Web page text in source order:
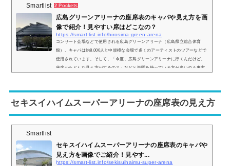
Smartlist 2 Pockets
広島グリーンアリーナの座席表のキャパや見え方を画
像で紹介！見やすい席はどこなの？
https://smart-list.info/hirosima-green-arena
コンサート会場などで使用される広島グリーンアリーナ（広島県立総合体育
館）。キャパは約8,000人と中規模な会場で多くのアーティストのツアーなどで
使用されています。そして、「今度、広島グリーンアリーナに行くんだけど、
座席からどんな見え方がするの？」などと疑問を持っている方が多いのも事実
た。広島グリーンアリーナの座席表とキャパは？広島グリーンアリーナの座席
表の画像...
セキスイハイムスーパーアリーナの座席表の見え方
Smartlist
セキスイハイムスーパーアリーナの座席表のキャパや
見え方を画像でご紹介！見やす...
https://smart-list.info/sekisuihaimu-super-arena